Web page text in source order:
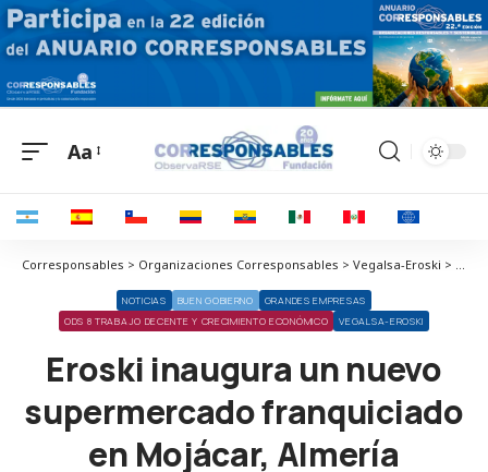
Aa
Corresponsables > Organizaciones Corresponsables > Vegalsa-Eroski > Eroski inaugura un nuevo supermercado franquiciado en Mojácar, Almería
NOTICIAS BUEN GOBIERNO
GRANDES EMPRESAS
ODS 8 TRABAJO DECENTE Y CRECIMIENTO ECONÓMICO
VEGALSA-EROSKI
Eroski inaugura un nuevo
supermercado franquiciado
en Mojácar, Almería